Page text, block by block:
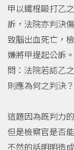
甲以鐵棍毆打乙
訴，法院亦判決
致腦出血死亡，
嫌將甲提起公訴。
問：法院若認乙
則應為何之判決？
這題因為既判力
但是檢察官是否
不然的話明明造